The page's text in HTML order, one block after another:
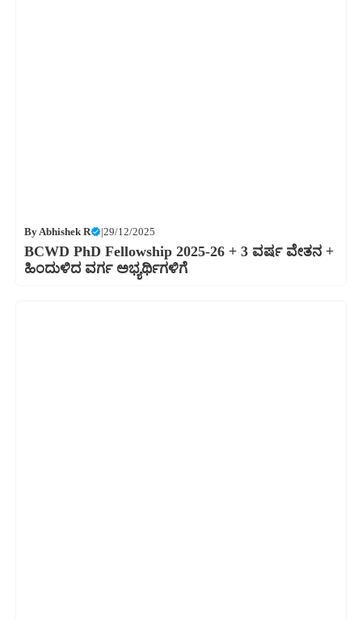
ByAbhishek R |29/12/2025
BCWD PhD Fellowship 2025-26 + 3 ವರ್ಷ ವೇತನ +
ಹಿಂದುಳಿದ ವರ್ಗ ಅಭ್ಯರ್ಥಿಗಳಿಗೆ